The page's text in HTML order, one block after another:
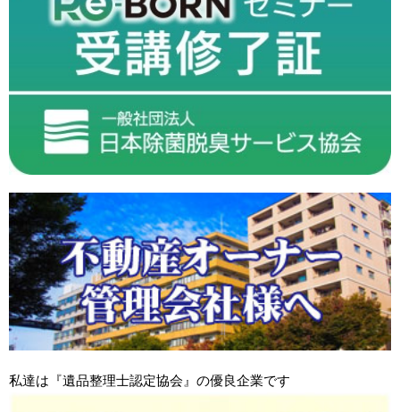
私達は『遺品整理士認定協会』の優良企業です